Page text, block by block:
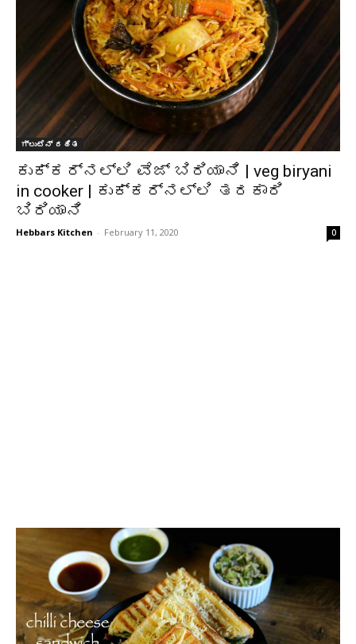
ಗ್ಲುಟೆನ್ ರಹಿತ
ಕುಕ್ಕರ್‌ನಲ್ಲಿ ವೆಜ್ ಬಿರಿಯಾನಿ | veg biryani
in cooker | ಕುಕ್ಕರ್‌ನಲ್ಲಿ ತರಕಾರಿ
ಬಿರಿಯಾನಿ
Hebbars Kitchen - February 11, 2020 0